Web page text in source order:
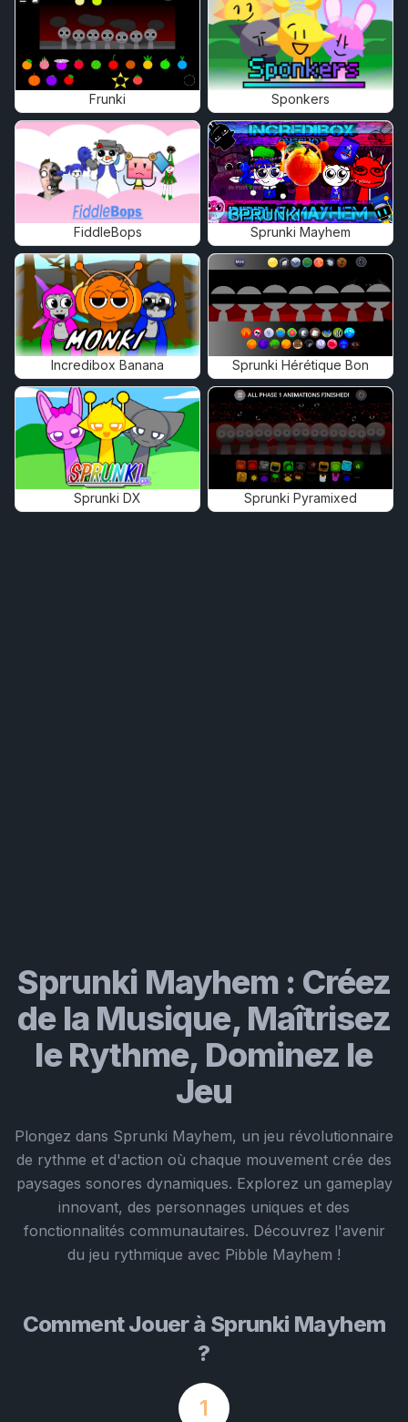
Frunki Sponkers
FiddleBops Sprunki Mayhem
Incredibox Banana Sprunki Hérétique Bon
Sprunki DX Sprunki Pyramixed
Sprunki Mayhem : Créez
de la Musique, Maîtrisez
le Rythme, Dominez le
Jeu
Plongez dans Sprunki Mayhem, un jeu révolutionnaire
de rythme et d'action où chaque mouvement crée des
paysages sonores dynamiques. Explorez un gameplay
innovant, des personnages uniques et des
fonctionnalités communautaires. Découvrez l'avenir
du jeu rythmique avec Pibble Mayhem !
Comment Jouer à Sprunki Mayhem
?
1